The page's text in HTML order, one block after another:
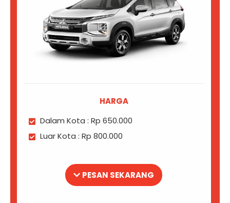
HARGA
Dalam Kota : Rp 650.000
Luar Kota : Rp 800.000
PESAN SEKARANG